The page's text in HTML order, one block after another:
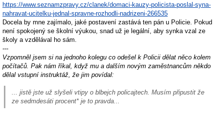
https://www.seznamzpravy.cz/clanek/domaci-kauzy-policista-poslal-syna-
nahravat-ucitelku-jednal-spravne-rozhodli-nadrizeni-266535
Docela by mne zajímalo, jaké postavení zastává ten pán u Policie. Pokud
není spokojený se školní výukou, snad už je legální, aby synka vzal ze
školy a vzdělával ho sám.
---
Vzpomněl jsem si na jednoho kolegu co odešel k Policii dělat něco kolem
počítačů. Pak nám říkal, když mu a dalším novým zaměstnancům někdo
dělal vstupní instruktáž, že jim povídal:
... jistě jste už slyšeli vtipy o blbejch policajtech. Musím připustit že
ze sedmdesáti procent* je to pravda...